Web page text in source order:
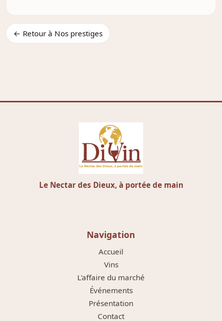
← Retour à Nos prestiges
Le Nectar des Dieux, à portée de main
Navigation
Accueil
Vins
L'affaire du marché
Événements
Présentation
Contact